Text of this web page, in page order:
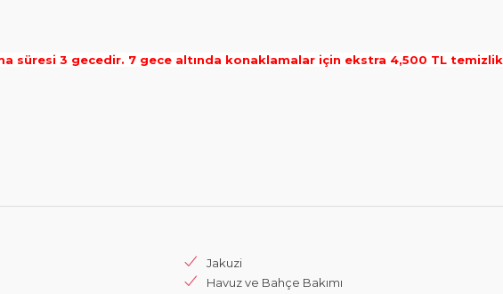
süresi 3 gecedir. 7 gece altında konaklamalar için ekstra 4,500 TL temizlik
Jakuzi
Havuz ve Bahçe Bakımı